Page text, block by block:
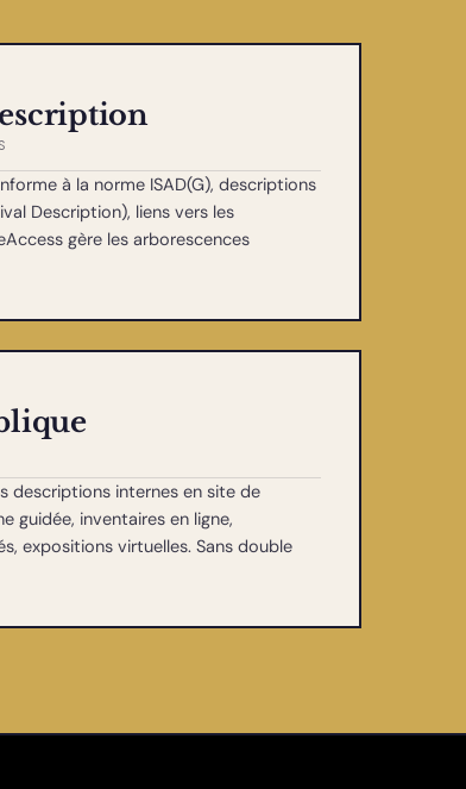
à la norme ISAD(G), descriptions
Description), liens vers les
gère les arborescences
descriptions internes en site de
guidée, inventaires en ligne,
expositions virtuelles. Sans double